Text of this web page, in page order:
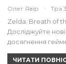
Олег Явір Тра
Zelda: Breath of
Досліджуйте
досягнення
ЧИТАТИ